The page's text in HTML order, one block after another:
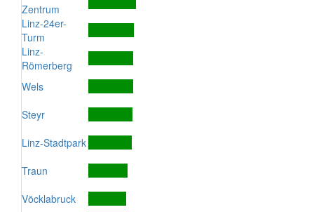
Zentrum
Linz-24er-
Turm
Linz-
Römerberg
Wels
Steyr
Linz-Stadtpark
Traun
Vöcklabruck